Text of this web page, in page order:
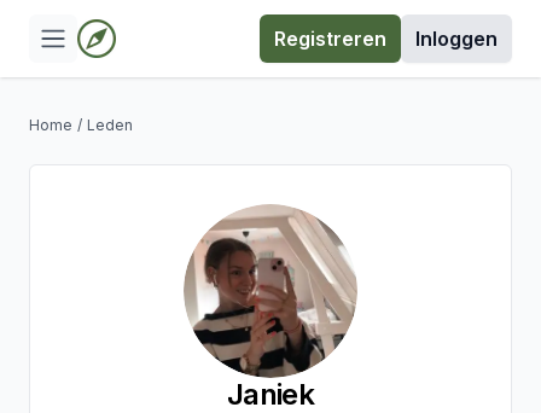
Registreren Inloggen
Home / Leden
Janiek